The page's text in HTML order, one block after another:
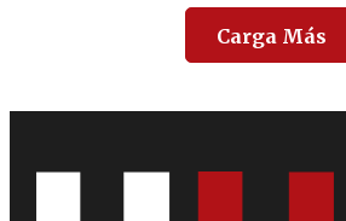
Carga Más